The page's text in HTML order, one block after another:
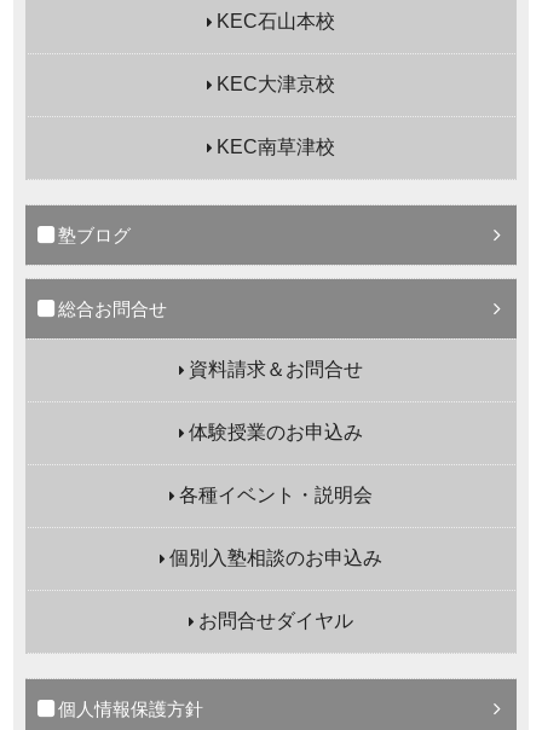
KEC石山本校
KEC大津京校
KEC南草津校
塾ブログ
総合お問合せ
資料請求＆お問合せ
体験授業のお申込み
各種イベント・説明会
個別入塾相談のお申込み
お問合せダイヤル
個人情報保護方針